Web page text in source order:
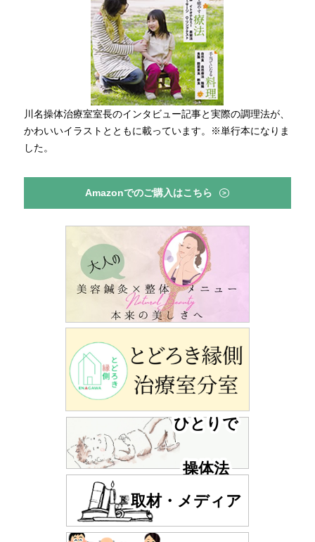
川名操体治療室室長のインタビュー記事と実際の調理法が、
かわいいイラストとともに載っています。※単行本になりま
した。
Amazonでのご購入はこちら >
ひとりで
操体法
取材・メディア